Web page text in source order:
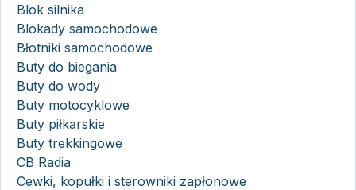
Blok silnika
Blokady samochodowe
Błotniki samochodowe
Buty do biegania
Buty do wody
Buty motocyklowe
Buty piłkarskie
Buty trekkingowe
CB Radia
Cewki, kopułki i sterowniki zapłonowe